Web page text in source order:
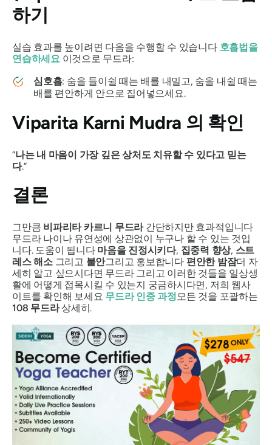
하기
실습 효과를 높이려면 다음을 수행할 수 있습니다 호흡법을
연습하세요이것으로 무드라:
심호흡: 숨을 들이쉴 때는 배를 내밀고, 숨을 내쉴 때는
배를 편안하게 안으로 집어넣으세요.
Viparita Karni Mudra 의 확인
“나는 내 마음이 가장 깊은 상처도 치유할 수 있다고 믿는
다.”
결론
그만큼 비파리타 카르니 무드라간단하지만 효과적입니다
무드라나이나 유연성에 상관없이 누구나 할 수 있는 것입
니다. 도움이 됩니다 마음을 진정시키다, 집중력 향상, 스트
레스 해소그리고 불안그리고 홍보합니다 편안한 밤잠더 자
세히 알고 싶으시다면 무드라그리고 이러한 것들을 일상생
활에 어떻게 접목시킬 수 있는지 궁금하시다면, 저희 웹사
이트를 확인해 보세요 무드라인증 과정모든 것을 포괄하는
108 무드라상세히.